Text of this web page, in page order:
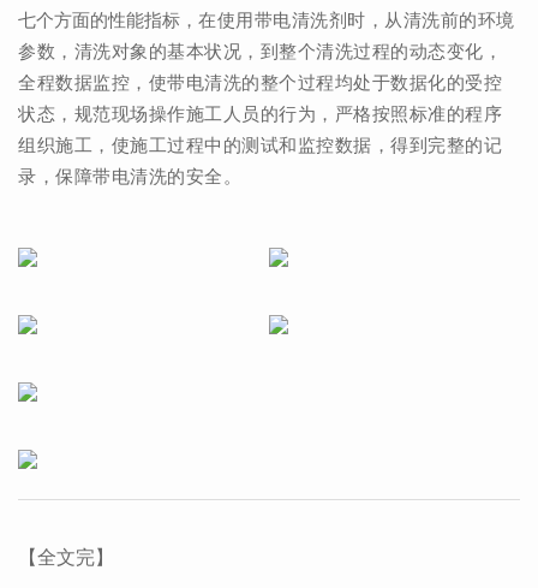
七个方面的性能指标， 在使用带电清洗剂时，从清洗前的环境
参数，清洗对象的基本状况，到整个清洗过程的动态变化，
全程数据监控，使带电清洗的整个过程均处于数据化的受控
状态，规范现场操作施工人员的行为，严格按照标准的程序
组织施工，使施工过程中 的测试和监控数据，得到完整的记
录，保障带电清洗的安全。
【全文完】